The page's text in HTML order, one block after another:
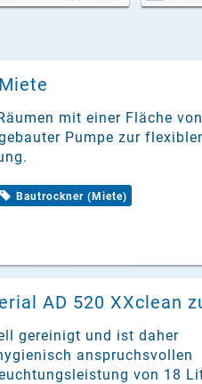
mit einer Fläche
Pumpe zur
Bautrockner (Miete)
AD 520 XXclean
gereinigt und ist daher
anspruchsvollen
von 18